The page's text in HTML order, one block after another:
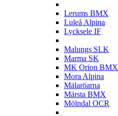
Lerums BMX
Luleå Alpina
Lycksele IF
Malungs SLK
Marma SK
MK Orion BMX
Mora Alpina
Mälaröarna
Märsta BMX
Mölndal OCR